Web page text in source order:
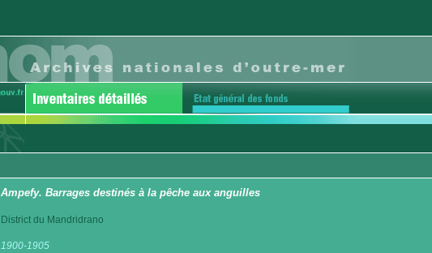
Ampefy. Barrages destinés à la pêche aux anguilles
District du Mandridrano
1900-1905